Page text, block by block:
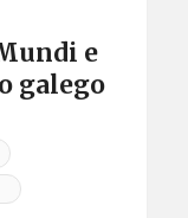
e
galego
,